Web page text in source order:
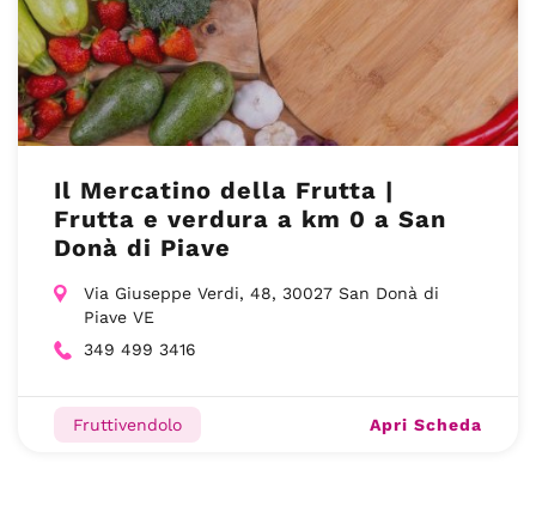
Il Mercatino della Frutta |
Frutta e verdura a km 0 a San
Donà di Piave
Via Giuseppe Verdi, 48, 30027 San Donà di
Piave VE
349 499 3416
Fruttivendolo Apri Scheda